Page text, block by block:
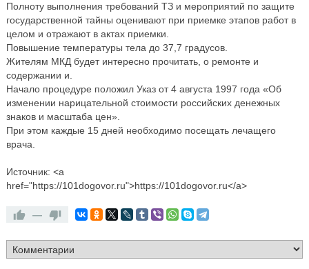
Полноту выполнения требований ТЗ и мероприятий по защите
государственной тайны оценивают при приемке этапов работ в
целом и отражают в актах приемки.
Повышение температуры тела до 37,7 градусов.
Жителям МКД будет интересно прочитать, о ремонте и
содержании и.
Начало процедуре положил Указ от 4 августа 1997 года «Об
изменении нарицательной стоимости российских денежных
знаков и масштаба цен».
При этом каждые 15 дней необходимо посещать лечащего
врача.
Источник: <a
href="https://101dogovor.ru">https://101dogovor.ru</a>
—